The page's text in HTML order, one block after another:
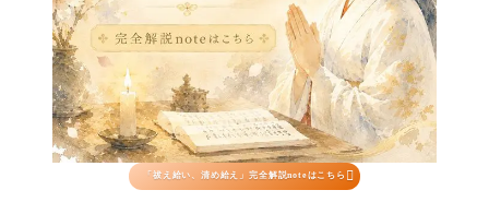
「祓え給い、清め給え」完全解説noteはこちら 